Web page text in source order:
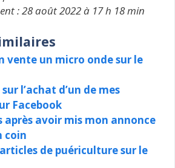
: 28 août 2022 à 17 h 18 min
vente un micro onde sur le
l’achat d’un de mes
Facebook
après avoir mis mon annonce
coin
de puériculture sur le